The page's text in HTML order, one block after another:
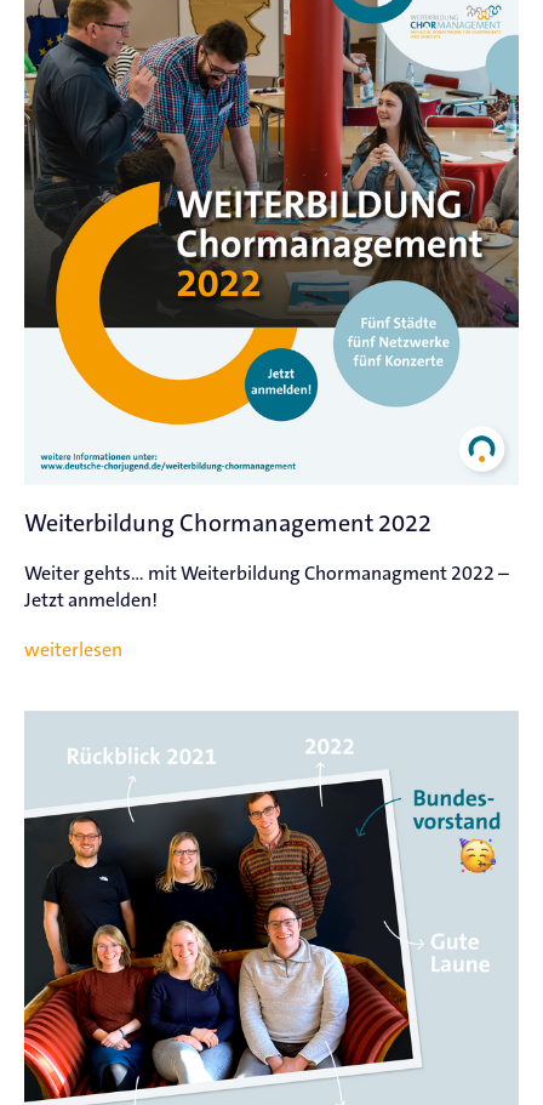
Weiterbildung Chormanagement 2022
Weiter gehts... mit Weiterbildung Chormanagment 2022 –
Jetzt anmelden!
weiterlesen